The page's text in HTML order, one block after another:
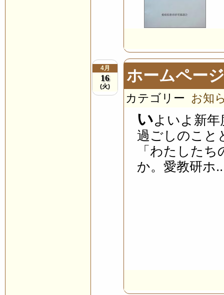
4月
16
(火)
ホームペー
カテゴリー お知
いよいよ新
過ごしのこと
「わたした
か。愛教研ホ